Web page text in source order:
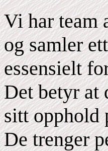
Vi har team
og samler
essensielt
Det betyr at
sitt opphold
De trenger